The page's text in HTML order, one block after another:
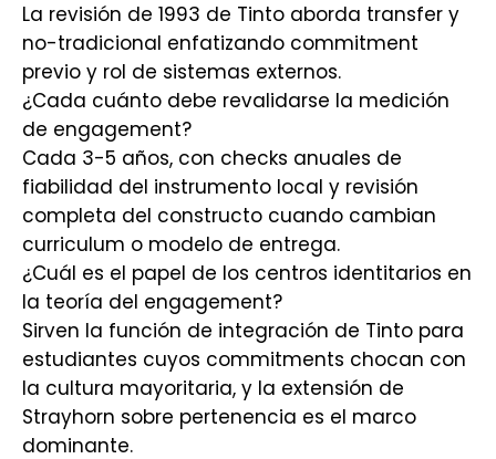
La revisión de 1993 de Tinto aborda transfer y
no-tradicional enfatizando commitment
previo y rol de sistemas externos.
¿Cada cuánto debe revalidarse la medición
de engagement?
Cada 3-5 años, con checks anuales de
fiabilidad del instrumento local y revisión
completa del constructo cuando cambian
curriculum o modelo de entrega.
¿Cuál es el papel de los centros identitarios en
la teoría del engagement?
Sirven la función de integración de Tinto para
estudiantes cuyos commitments chocan con
la cultura mayoritaria, y la extensión de
Strayhorn sobre pertenencia es el marco
dominante.